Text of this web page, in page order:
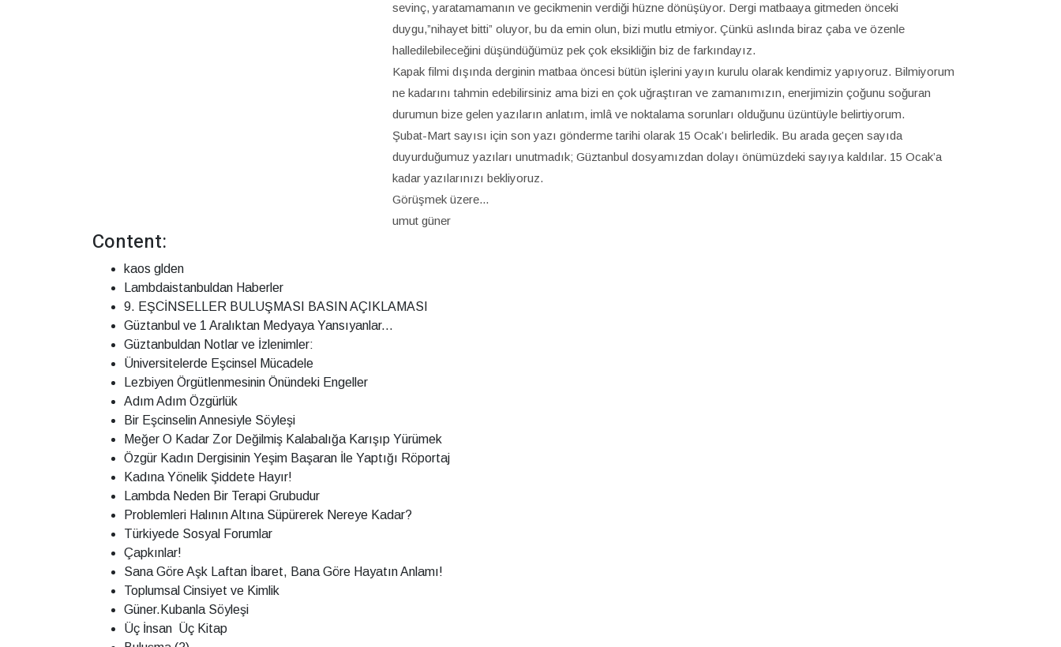
sevinç, yaratamamanın ve gecikmenin verdiği hüzne dönüşüyor. Dergi matbaaya gitmeden önceki
duygu,”nihayet bitti” oluyor, bu da emin olun, bizi mutlu etmiyor. Çünkü aslında biraz çaba ve özenle
halledilebileceğini düşündüğümüz pek çok eksikliğin biz de farkındayız.
Kapak filmi dışında derginin matbaa öncesi bütün işlerini yayın kurulu olarak kendimiz yapıyoruz. Bilmiyorum
ne kadarını tahmin edebilirsiniz ama bizi en çok uğraştıran ve zamanımızın, enerjimizin çoğunu soğuran
durumun bize gelen yazıların anlatım, imlâ ve noktalama sorunları olduğunu üzüntüyle belirtiyorum.
Şubat-Mart sayısı için son yazı gönderme tarihi olarak 15 Ocak’ı belirledik. Bu arada geçen sayıda
duyurduğumuz yazıları unutmadık; Güztanbul dosyamızdan dolayı önümüzdeki sayıya kaldılar. 15 Ocak’a
kadar yazılarınızı bekliyoruz.
Görüşmek üzere...
umut güner
Content:
kaos glden
Lambdaistanbuldan Haberler
9. EŞCİNSELLER BULUŞMASI BASIN AÇIKLAMASI
Güztanbul ve 1 Aralıktan Medyaya Yansıyanlar...
Güztanbuldan Notlar ve İzlenimler:
Üniversitelerde Eşcinsel Mücadele
Lezbiyen Örgütlenmesinin Önündeki Engeller
Adım Adım Özgürlük
Bir Eşcinselin Annesiyle Söyleşi
Meğer O Kadar Zor Değilmiş Kalabalığa Karışıp Yürümek
Özgür Kadın Dergisinin Yeşim Başaran İle Yaptığı Röportaj
Kadına Yönelik Şiddete Hayır!
Lambda Neden Bir Terapi Grubudur
Problemleri Halının Altına Süpürerek Nereye Kadar?
Türkiyede Sosyal Forumlar
Çapkınlar!
Sana Göre Aşk Laftan İbaret, Bana Göre Hayatın Anlamı!
Toplumsal Cinsiyet ve Kimlik
Güner.Kubanla Söyleşi
Üç İnsan  Üç Kitap